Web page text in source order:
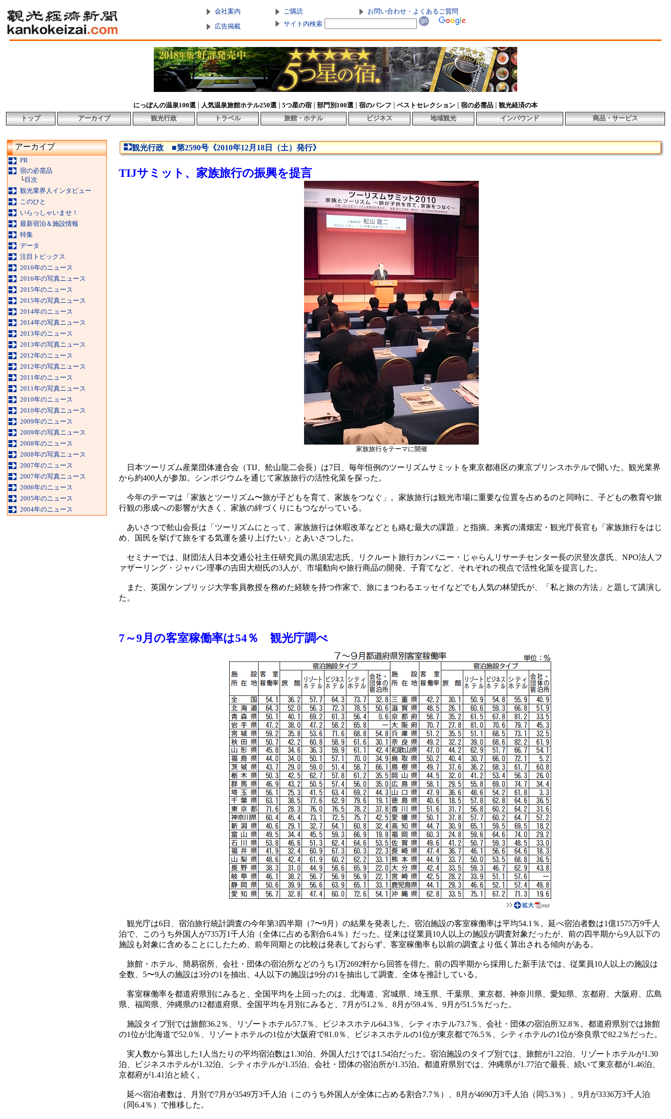
会社案内 ご購読
お問い合わせ・よくあるご質問
広告掲載
サイト内検索
にっぽんの温泉100選 | 人気温泉旅館ホテル250選 | 5つ星の宿 | 部門別100選 | 宿のパンフ | ベストセレクション | 宿の必需品 | 観光経済の本
トップ
アーカイブ 観光行政 トラベル 旅館・ホテル ビジネス 地域観光 インバウンド 商品・サービス
アーカイブ
PR
宿の必需品
└目次
観光業界人インタビュー
このひと
いらっしゃいませ！
最新宿泊＆施設情報
特集
データ
注目トピックス
2016年のニュース
2016年の写真ニュース
2015年のニュース
2015年の写真ニュース
2014年のニュース
2014年の写真ニュース
2013年のニュース
2013年の写真ニュース
2012年のニュース
2012年の写真ニュース
2011年のニュース
2011年の写真ニュース
2010年のニュース
2010年の写真ニュース
2009年のニュース
2009年の写真ニュース
2008年のニュース
2008年の写真ニュース
2007年のニュース
2007年の写真ニュース
2006年のニュース
2005年のニュース
2004年のニュース
観光行政 ■第2590号《2010年12月18日（土）発行》
TIJサミット、家族旅行の振興を提言
家族旅行をテーマに開催
日本ツーリズム産業団体連合会（TIJ、舩山龍二会長）は7日、毎年恒例のツーリズムサミットを東京都港区の東京プリンスホテルで開いた。観光業界
から約400人が参加。シンポジウムを通じて家族旅行の活性化策を探った。
今年のテーマは「家族とツーリズム〜旅が子どもを育て、家族をつなぐ」。家族旅行は観光市場に重要な位置を占めるのと同時に、子どもの教育や旅
行観の形成への影響が大きく、家族の絆づくりにもつながっている。
あいさつで舩山会長は「ツーリズムにとって、家族旅行は休暇改革などとも絡む最大の課題」と指摘。来賓の溝畑宏・観光庁長官も「家族旅行をはじ
め、国民を挙げて旅をする気運を盛り上げたい」とあいさつした。
セミナーでは、財団法人日本交通公社主任研究員の黒須宏志氏、リクルート旅行カンパニー・じゃらんリサーチセンター長の沢登次彦氏、NPO法人フ
ァザーリング・ジャパン理事の吉田大樹氏の3人が、市場動向や旅行商品の開発、子育てなど、それぞれの視点で活性化策を提言した。
また、英国ケンブリッジ大学客員教授を務めた経験を持つ作家で、旅にまつわるエッセイなどでも人気の林望氏が、「私と旅の方法」と題して講演し
た。
7～9月の客室稼働率は54％ 観光庁調べ
観光庁は6日、宿泊旅行統計調査の今年第3四半期（7〜9月）の結果を発表した。宿泊施設の客室稼働率は平均54.1％。延べ宿泊者数は1億1575万9千人
泊で、このうち外国人が735万1千人泊（全体に占める割合6.4％）だった。従来は従業員10人以上の施設が調査対象だったが、前の四半期から9人以下の
施設も対象に含めることにしたため、前年同期との比較は発表しておらず、客室稼働率も以前の調査より低く算出される傾向がある。
旅館・ホテル、簡易宿所、会社・団体の宿泊所などのうち1万2692軒から回答を得た。前の四半期から採用した新手法では、従業員10人以上の施設は
全数、5〜9人の施設は3分の1を抽出、4人以下の施設は9分の1を抽出して調査、全体を推計している。
客室稼働率を都道府県別にみると、全国平均を上回ったのは、北海道、宮城県、埼玉県、千葉県、東京都、神奈川県、愛知県、京都府、大阪府、広島
県、福岡県、沖縄県の12都道府県。全国平均を月別にみると、7月が51.2％、8月が59.4％、9月が51.5％だった。
施設タイプ別では旅館36.2％、リゾートホテル57.7％、ビジネスホテル64.3％、シティホテル73.7％、会社・団体の宿泊所32.8％。都道府県別では旅館
の1位が北海道で52.0％、リゾートホテルの1位が大阪府で81.0％、ビジネスホテルの1位が東京都で76.5％、シティホテルの1位が奈良県で82.2％だった。
実人数から算出した1人当たりの平均宿泊数は1.30泊、外国人だけでは1.54泊だった。宿泊施設のタイプ別では、旅館が1.22泊、リゾートホテルが1.30
泊、ビジネスホテルが1.32泊、シティホテルが1.35泊、会社・団体の宿泊所が1.35泊。都道府県別では、沖縄県が1.77泊で最長、続いて東京都が1.46泊、
京都府が1.41泊と続く。
延べ宿泊者数は、月別で7月が3549万3千人泊（このうち外国人が全体に占める割合7.7％）、8月が4690万3千人泊（同5.3％）、9月が3336万3千人泊
（同6.4％）で推移した。